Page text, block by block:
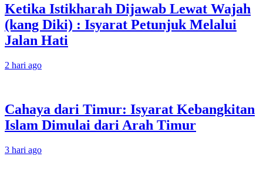
Ketika Istikharah Dijawab Lewat Wajah
(kang Diki) : Isyarat Petunjuk Melalui
Jalan Hati
2 hari ago
Cahaya dari Timur: Isyarat Kebangkitan
Islam Dimulai dari Arah Timur
3 hari ago